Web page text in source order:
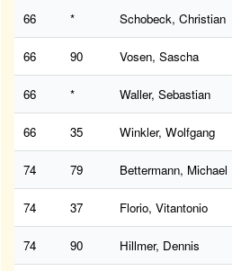
66 * Schobeck, Christian
66 90 Vosen, Sascha
66 * Waller, Sebastian
66 35 Winkler, Wolfgang
74 79 Bettermann, Michael
74 37 Florio, Vitantonio
74 90 Hillmer, Dennis